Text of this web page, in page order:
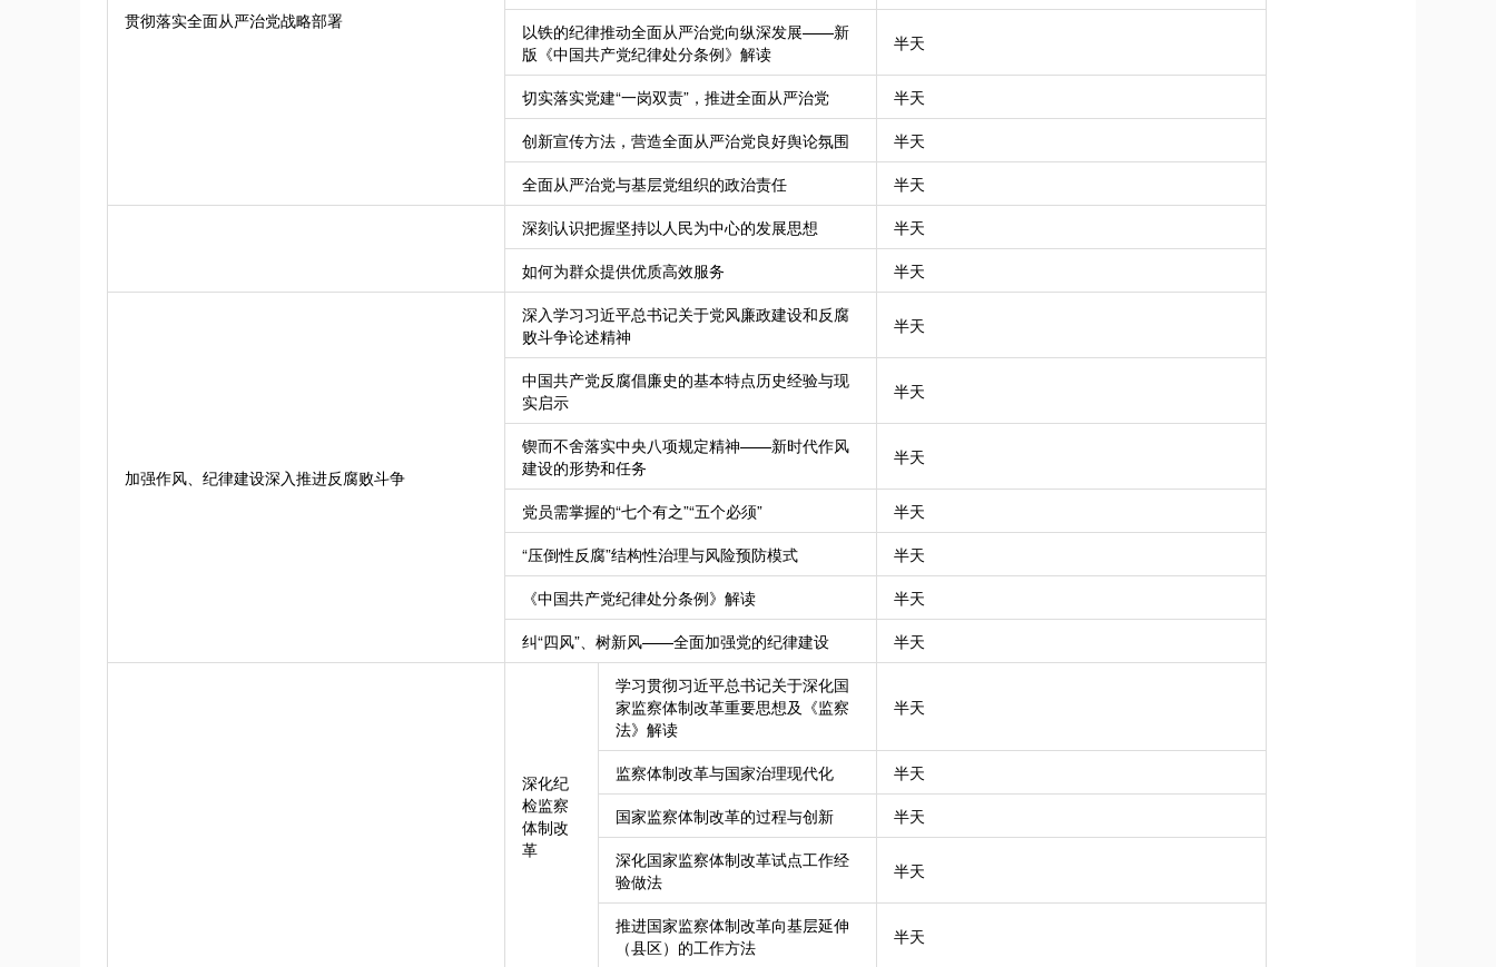
贯彻落实全面从严治党战略部署
以铁的纪律推动全面从严治党向纵深发展——新
版《中国共产党纪律处分条例》解读
半天
切实落实党建“一岗双责”，推进全面从严治党
半天
创新宣传方法，营造全面从严治党良好舆论氛围
半天
全面从严治党与基层党组织的政治责任
半天
深刻认识把握坚持以人民为中心的发展思想
半天
如何为群众提供优质高效服务
半天
加强作风、纪律建设深入推进反腐败斗争
深入学习习近平总书记关于党风廉政建设和反腐
败斗争论述精神
半天
中国共产党反腐倡廉史的基本特点历史经验与现
实启示
半天
锲而不舍落实中央八项规定精神——新时代作风
建设的形势和任务
半天
党员需掌握的“七个有之”“五个必须”
半天
“压倒性反腐”结构性治理与风险预防模式
半天
《中国共产党纪律处分条例》解读
半天
纠“四风”、树新风——全面加强党的纪律建设
半天
深化纪
检监察
体制改
革
学习贯彻习近平总书记关于深化国
家监察体制改革重要思想及《监察
法》解读
半天
监察体制改革与国家治理现代化
半天
国家监察体制改革的过程与创新
半天
深化国家监察体制改革试点工作经
验做法
半天
推进国家监察体制改革向基层延伸
（县区）的工作方法
半天